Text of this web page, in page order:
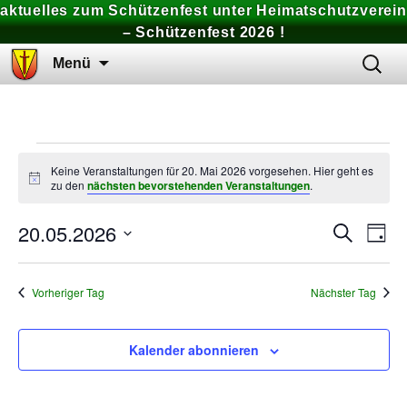
aktuelles zum Schützenfest unter Heimatschutzverein
– Schützenfest 2026 !
Menü
Suchen
nach:
Veranstaltungen
20.
Mai
Hinweis
Keine Veranstaltungen für 20. Mai 2026 vorgesehen. Hier geht es
zu den nächsten bevorstehenden Veranstaltungen.
Suche
und
Suche
Tag
20.05.2026
Vorheriger Tag
Nächster Tag
Kalender abonnieren